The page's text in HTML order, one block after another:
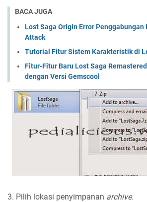
BACA JUGA
Lost Saga Origin Error Penggabungan
Attack
Tutorial Fitur Sistem Karakteristik di
Fitur-Fitur Baru Lost Saga
dengan Versi Gemscool
3. Pilih lokasi penyimpanan archive.